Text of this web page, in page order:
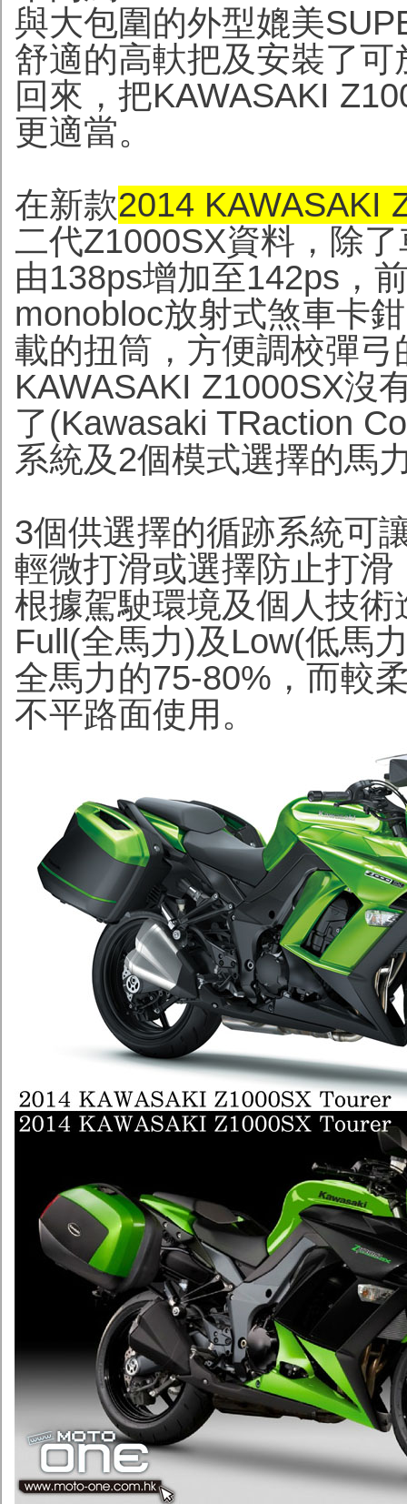
與大包圍的外型媲美
舒適的高軑把及安裝了
回來，把KAWASAKI
更適當。
在新款2014 KAWASAKI
二代Z1000SX資料，除
由138ps增加至142ps，
monobloc放射式煞車卡
載的扭筒，方便調校彈
KAWASAKI Z1000SX沒
了(Kawasaki TRaction
系統及2個模式選擇的馬
3個供選擇的循跡系統可
輕微打滑或選擇防止打
根據駕駛環境及個人技
Full(全馬力)及Low(低馬
全馬力的75-80%，而較
不平路面使用。